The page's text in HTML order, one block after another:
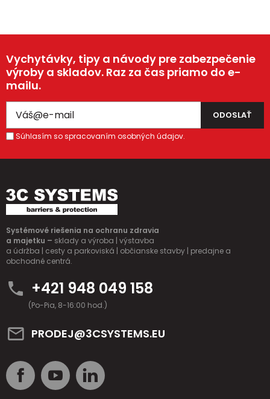
Vychytávky, tipy a návody pre zabezpečenie
výroby a skladov. Raz za čas priamo do e-
mailu.
Súhlasím so spracovaním osobných údajov.
Systémové riešenia na ochranu zdravia
a majetku – sklady a výroba | výstavba
a údržba | cesty a parkoviská | občianske stavby | predajne a
obchodné centrá.
+421 948 049 158
(Po-Pia, 8-16:00 hod.)
PRODEJ@3CSYSTEMS.EU